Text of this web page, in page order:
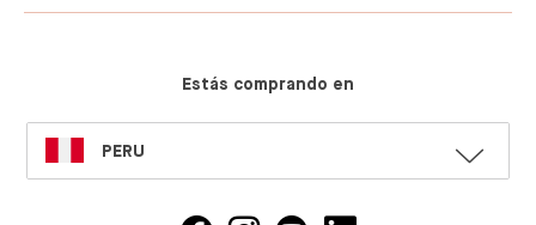
Estás comprando en
SELECT
LANGUAGE
PERU